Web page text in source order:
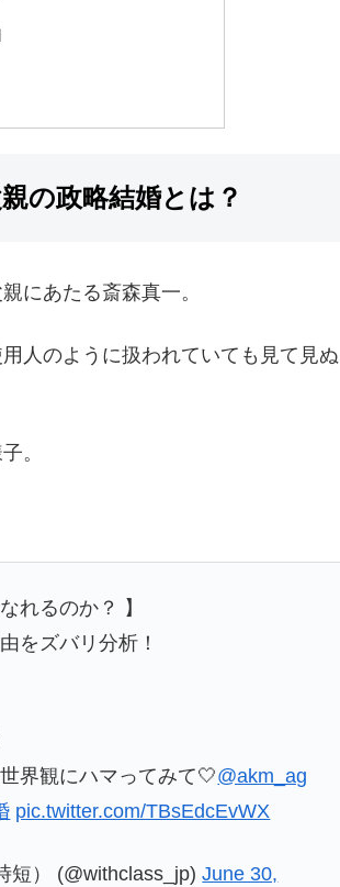
の政略結婚とは？
にあたる斎森真一。
人のように扱われていても見て見ぬ
。
れるのか？ 】
をズバリ分析！
界観にハマってみて🤍@akm_ag
pic.twitter.com/TBsEdcEvWX
短） (@withclass_jp)June 30,